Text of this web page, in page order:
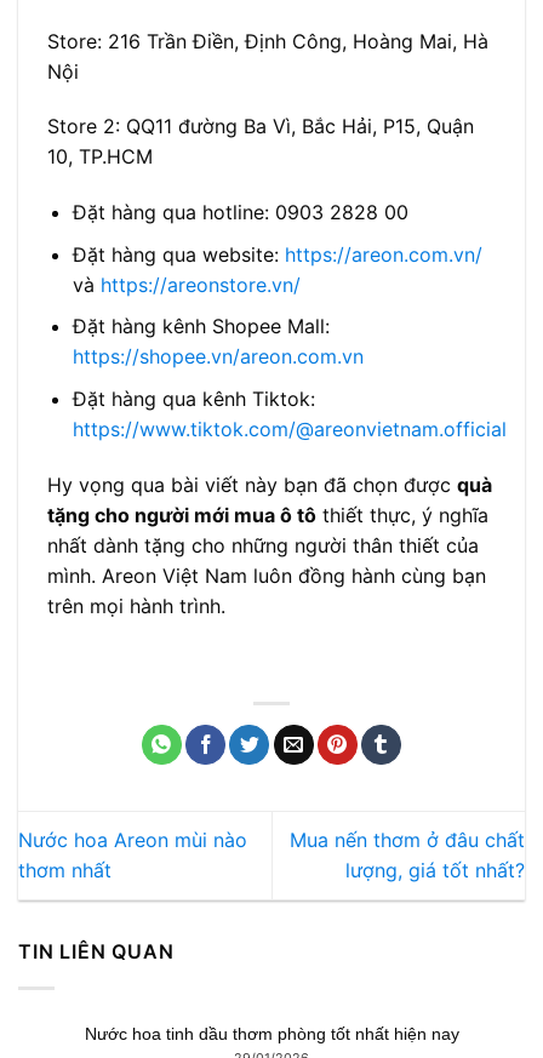
Store: 216 Trần Điền, Định Công, Hoàng Mai, Hà
Nội
Store 2: QQ11 đường Ba Vì, Bắc Hải, P15, Quận
10, TP.HCM
Đặt hàng qua hotline: 0903 2828 00
Đặt hàng qua website: https://areon.com.vn/
và https://areonstore.vn/
Đặt hàng kênh Shopee Mall:
https://shopee.vn/areon.com.vn
Đặt hàng qua kênh Tiktok:
https://www.tiktok.com/@areonvietnam.official
Hy vọng qua bài viết này bạn đã chọn được quà
tặng cho người mới mua ô tô thiết thực, ý nghĩa
nhất dành tặng cho những người thân thiết của
mình. Areon Việt Nam luôn đồng hành cùng bạn
trên mọi hành trình.
Nước hoa Areon mùi nào
thơm nhất
Mua nến thơm ở đâu chất
lượng, giá tốt nhất?
TIN LIÊN QUAN
Nước hoa tinh dầu thơm phòng tốt nhất hiện nay